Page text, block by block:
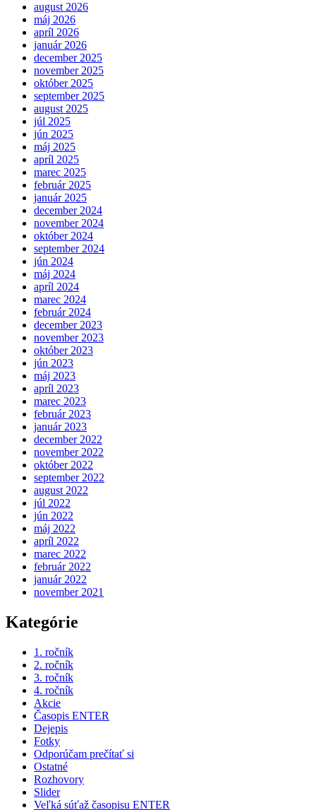
august 2026
máj 2026
apríl 2026
január 2026
december 2025
november 2025
október 2025
september 2025
august 2025
júl 2025
jún 2025
máj 2025
apríl 2025
marec 2025
február 2025
január 2025
december 2024
november 2024
október 2024
september 2024
jún 2024
máj 2024
apríl 2024
marec 2024
február 2024
december 2023
november 2023
október 2023
jún 2023
máj 2023
apríl 2023
marec 2023
február 2023
január 2023
december 2022
november 2022
október 2022
september 2022
august 2022
júl 2022
jún 2022
máj 2022
apríl 2022
marec 2022
február 2022
január 2022
november 2021
Kategórie
1. ročník
2. ročník
3. ročník
4. ročník
Akcie
Časopis ENTER
Dejepis
Fotky
Odporúčam prečítať si
Ostatné
Rozhovory
Slider
Veľká súťaž časopisu ENTER